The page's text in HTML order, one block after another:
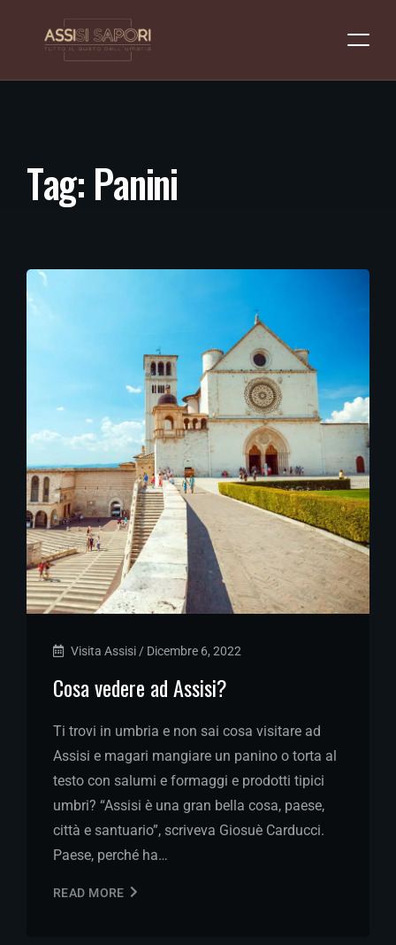
Tag: Panini
Visita Assisi / Dicembre 6, 2022
Cosa vedere ad Assisi?
Ti trovi in umbria e non sai cosa visitare ad
Assisi e magari mangiare un panino o torta al
testo con salumi e formaggi e prodotti tipici
umbri? “Assisi è una gran bella cosa, paese,
città e santuario”, scriveva Giosuè Carducci.
Paese, perché ha…
READ MORE